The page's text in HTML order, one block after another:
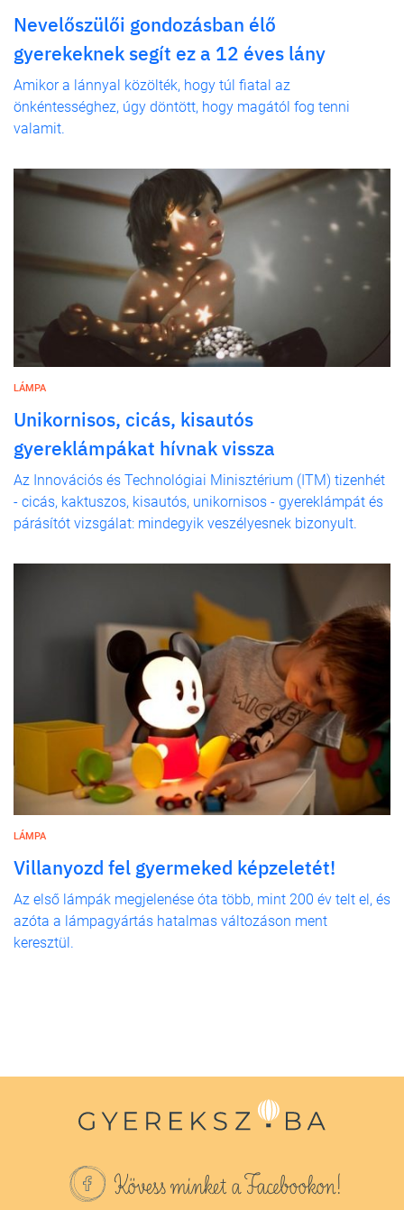
Nevelőszülői gondozásban élő
gyerekeknek segít ez a 12 éves lány
Amikor a lánnyal közölték, hogy túl fiatal az
önkéntességhez, úgy döntött, hogy magától fog tenni
valamit.
LÁMPA
Unikornisos, cicás, kisautós
gyereklámpákat hívnak vissza
Az Innovációs és Technológiai Minisztérium (ITM) tizenhét
- cicás, kaktuszos, kisautós, unikornisos - gyereklámpát és
párásítót vizsgálat: mindegyik veszélyesnek bizonyult.
LÁMPA
Villanyozd fel gyermeked képzeletét!
Az első lámpák megjelenése óta több, mint 200 év telt el, és
azóta a lámpagyártás hatalmas változáson ment
keresztül.
Kövess minket a Facebookon!